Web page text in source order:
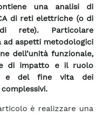
una analisi di
di reti elettriche (o di
rete). Particolare
ad aspetti metodologici
dell’unità funzionale,
di impatto e il ruolo
e del fine vita dei
è realizzare una